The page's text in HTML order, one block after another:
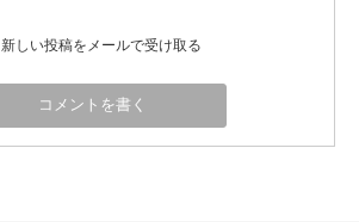
新しい投稿をメールで受け取る